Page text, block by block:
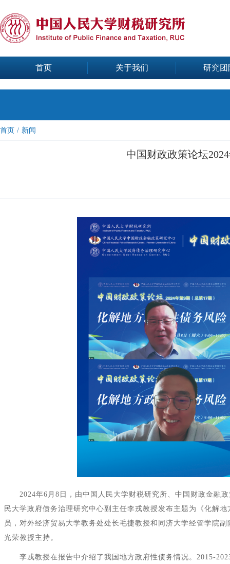
首页 关于我们 研究团
首页 / 新闻
中国财政政策论坛
2024年6月8日，由中国人民大学财税研究所、中国财政金融
民大学政府债务治理研究中心副主任李戎教授发布主题为《化解
员，对外经济贸易大学教务处处长毛捷教授和同济大学经管学院
光荣教授主持。
李戎教授在报告中介绍了我国地方政府性债务情况。2015-